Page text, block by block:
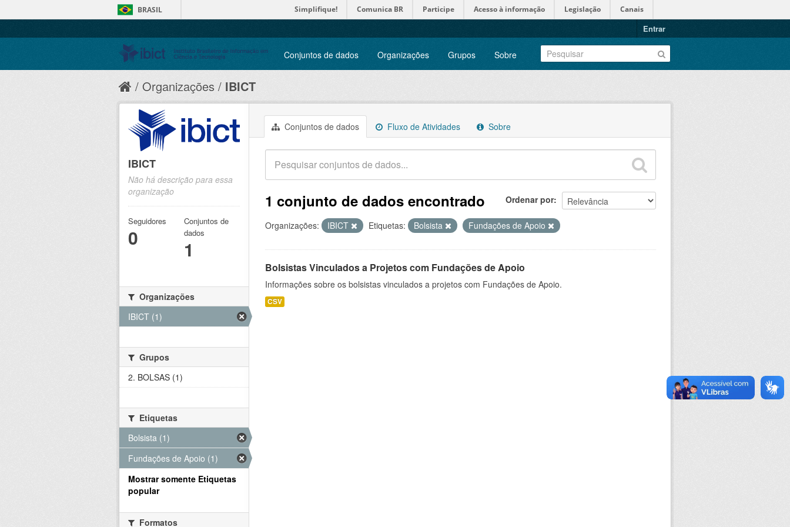
BRASIL Simplifique! Comunica BR Participe Acesso à informação Legislação Canais
Entrar
Conjuntos de dados Organizações Grupos Sobre
Organizações IBICT
Conjuntos de dados Fluxo de Atividades Sobre
Ordenar por
1 conjunto de dados encontrado
Organizações: IBICT Etiquetas: Bolsista Fundações de Apoio
Bolsistas Vinculados a Projetos com Fundações de Apoio
Informações sobre os bolsistas vinculados a projetos com Fundações de Apoio.
CSV
IBICT
Não há descrição para essa
organização
Seguidores
0
Conjuntos de
dados
1
Organizações
IBICT (1)
Grupos
2. BOLSAS (1)
Etiquetas
Bolsista (1)
Fundações de Apoio (1)
Mostrar somente Etiquetas
popular
Formatos